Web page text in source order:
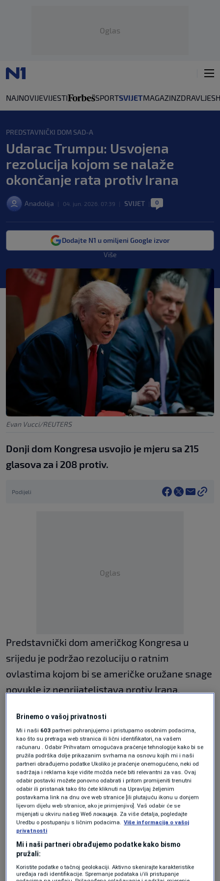
Oglas
NAJNOVIJEVIJESTI SPORTSVIJETMAGAZINZDRAVLJE
PREDSTAVNIČKI DOM SAD-A
Udarac Trumpu: Usvojena
rezolucija kojom se nalaže
okončanje rata protiv Irana
Anadolija 04. jun. 2026. 07:39 SVIJET 0
Dodajte N1 u omiljeni Google izvor
Više
Evan Vucci/REUTERS
Donji dom Kongresa usvojio je mjeru sa 215
glasova za i 208 protiv.
Podijeli
Oglas
Predstavnički dom američkog Kongresa u
srijedu je podržao rezoluciju o ratnim
ovlastima kojom bi se američke oružane snage
povukle iz neprijateljstava protiv Irana.
Donji dom je usvojio rezoluciju sa 215 glasova
za i 208 protiv.
Rezoluciju je predložio zastupnik Gregory
Meeks, vodeći demokrat u Odboru za vanjske
poslove Predstavničkog doma.
Demokrati su u više navrata pokretali glasanja
u Predstavničkom domu i Senatu s ciljem
ograničavanja ratnih ovlasti predsjednika
Donalda Trumpa, a ta inicijativa posljednjih
sedmica dobija i sve veću podršku pojedinih
Brinemo o vašoj privatnosti
Mi i naši 603 partneri pohranjujemo i pristupamo osobnim podacima,
kao što su pretraga web stranica ili lični identifikatori, na vašem
računaru . Odabir Prihvatam omogućava praćenje tehnologije kako bi se
pružila podrška dolje prikazanim svrhama na osnovu kojih mi i naši
partneri obrađujemo podatke Ukoliko je praćenje onemogućeno, neki od
sadržaja i reklama koje vidite možda neće biti relevantni za vas. Ovaj
odabir postavki možete ponovno odabrati i pritom promijeniti trenutni
odabir ili pristanak tako što ćete kliknuti na Upravljaj željenim
postavkama link na dnu ove web stranice [ili plutajuću ikonu u donjem
lijevom dijelu web stranice, ako je primjenjivo]. Vaš odabir će se
mijenjati u okviru našeg Wеб локација. Za više detalja, pogledajte
Uredbu o postupanju s ličnim podacima. Više informacija o vašoj
privatnosti
Mi i naši partneri obrađujemo podatke kako bismo
pružali:
Koristite podatke o tačnoj geolokaciji. Aktivno skenirajte karakteristike
uređaja radi identifikacije. Spremanje podataka i/ili pristupanje